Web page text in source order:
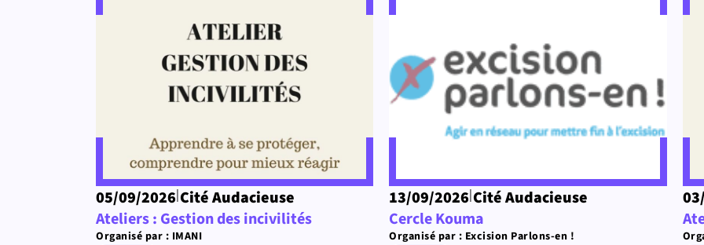
05/09/2026|Cité Audacieuse
Ateliers : Gestion des incivilités
Organisé par : IMANI
13/09/2026|Cité Audacieuse
Cercle Kouma
Organisé par : Excision Parlons-en !